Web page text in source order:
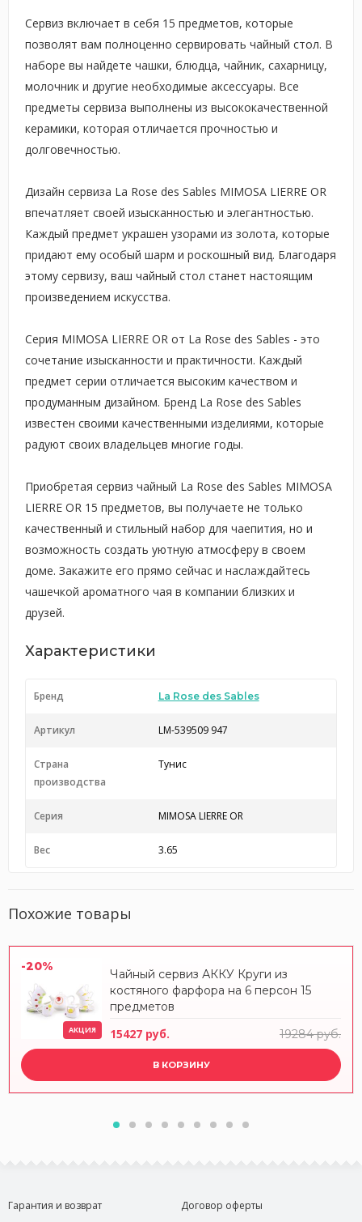
Сервиз включает в себя 15 предметов, которые
позволят вам полноценно сервировать чайный стол. В
наборе вы найдете чашки, блюдца, чайник, сахарницу,
молочник и другие необходимые аксессуары. Все
предметы сервиза выполнены из высококачественной
керамики, которая отличается прочностью и
долговечностью.
Дизайн сервиза La Rose des Sables MIMOSA LIERRE OR
впечатляет своей изысканностью и элегантностью.
Каждый предмет украшен узорами из золота, которые
придают ему особый шарм и роскошный вид. Благодаря
этому сервизу, ваш чайный стол станет настоящим
произведением искусства.
Серия MIMOSA LIERRE OR от La Rose des Sables - это
сочетание изысканности и практичности. Каждый
предмет серии отличается высоким качеством и
продуманным дизайном. Бренд La Rose des Sables
известен своими качественными изделиями, которые
радуют своих владельцев многие годы.
Приобретая сервиз чайный La Rose des Sables MIMOSA
LIERRE OR 15 предметов, вы получаете не только
качественный и стильный набор для чаепития, но и
возможность создать уютную атмосферу в своем
доме. Закажите его прямо сейчас и наслаждайтесь
чашечкой ароматного чая в компании близких и
друзей.
Характеристики
Бренд La Rose des Sables
Артикул LM-539509 947
Страна
производства
Тунис
Серия MIMOSA LIERRE OR
Вес 3.65
Похожие товары
-20%
АКЦИЯ
Чайный сервиз АККУ Круги из
костяного фарфора на 6 персон 15
предметов
15427 руб. 19284 руб.
В КОРЗИНУ
Гарантия и возврат
Договор оферты